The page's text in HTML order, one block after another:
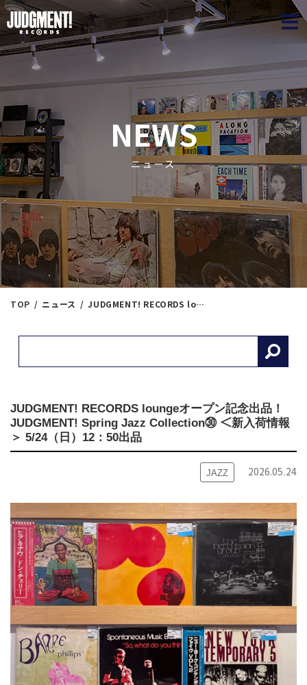
NEWS
ニュース
TOP ニュース JUDGMENT! RECORDS loungeオープン記念出品！ JUDGMENT! Spring Jazz Collection㉚ ＜新入荷情報＞ 5/24（日）12：50出品
JUDGMENT! RECORDS loungeオープン記念出品！
JUDGMENT! Spring Jazz Collection㉚ ＜新入荷情報
＞ 5/24（日）12：50出品
JAZZ 2026.05.24